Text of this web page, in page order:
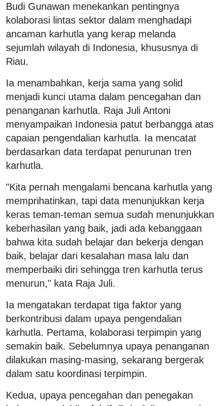
Budi Gunawan menekankan pentingnya
kolaborasi lintas sektor dalam menghadapi
ancaman karhutla yang kerap melanda
sejumlah wilayah di Indonesia, khususnya di
Riau.
Ia menambahkan, kerja sama yang solid
menjadi kunci utama dalam pencegahan dan
penanganan karhutla. Raja Juli Antoni
menyampaikan Indonesia patut berbangga atas
capaian pengendalian karhutla. Ia mencatat
berdasarkan data terdapat penurunan tren
karhutla.
"Kita pernah mengalami bencana karhutla yang
memprihatinkan, tapi data menunjukkan kerja
keras teman-teman semua sudah menunjukkan
keberhasilan yang baik, jadi ada kebanggaan
bahwa kita sudah belajar dan bekerja dengan
baik, belajar dari kesalahan masa lalu dan
memperbaiki diri sehingga tren karhutla terus
menurun," kata Raja Juli.
Ia mengatakan terdapat tiga faktor yang
berkontribusi dalam upaya pengendalian
karhutla. Pertama, kolaborasi terpimpin yang
semakin baik. Sebelumnya upaya penanganan
dilakukan masing-masing, sekarang bergerak
dalam satu koordinasi terpimpin.
Kedua, upaya pencegahan dan penegakan